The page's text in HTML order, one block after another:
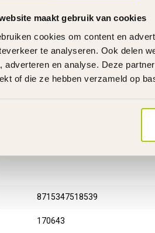
maakt gebruik van cookies
cookies om content en
te analyseren. Ook delen
adverteren en analyse. Deze
of die ze hebben verzameld op
8715347518539
170643